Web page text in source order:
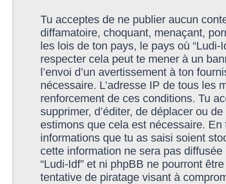
Tu acceptes de ne publier aucun
diffamatoire, choquant, menaçant,
les lois de ton pays, le pays où
respecter cela peut te mener à un
l’envoi d’un avertissement à ton
nécessaire. L’adresse IP de tous les
renforcement de ces conditions. Tu
supprimer, d’éditer, de déplacer ou
estimons que cela est nécessaire.
informations que tu as saisi soient
cette information ne sera pas
“Ludi-Idf” et ni phpBB ne pourront
tentative de piratage visant à